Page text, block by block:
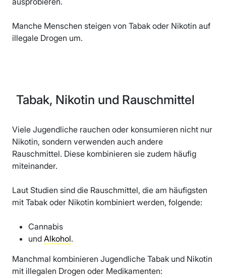
Manche Menschen steigen von Tabak oder Nikotin auf
illegale Drogen um.
Tabak, Nikotin und Rauschmittel
Viele Jugendliche rauchen oder konsumieren nicht nur
Nikotin, sondern verwenden auch andere
Rauschmittel. Diese kombinieren sie zudem häufig
miteinander.
Laut Studien sind die Rauschmittel, die am häufigsten
mit Tabak oder Nikotin kombiniert werden, folgende:
Cannabis
und Alkohol.
Manchmal kombinieren Jugendliche Tabak und Nikotin
mit illegalen Drogen oder Medikamenten: